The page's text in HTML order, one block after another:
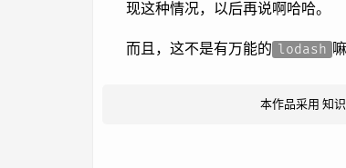
现这种情况，以后再说啊哈哈。
而且，这不是有万能的 lodash
本作品采用 知